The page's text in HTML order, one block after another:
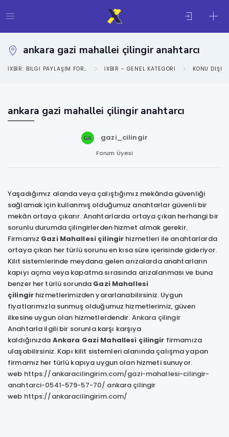
ankara gazi mahallei çilingir anahtarcı
IXBIR: BILGI PAYLAŞIM FORUMU IXBIR - GENEL KATEGORI KONU DIŞI
ankara gazi mahallei çilingir anahtarcı
gazi_cilingir
Forum Üyesi
Yaşadığımız alanda veya çalıştığımız mekânda güvenliği
sağlamak için kullanmış olduğumuz anahtarlar güvenli bir
mekân ortaya çıkarır. Anahtarlarda ortaya çıkan herhangi bir
sorunlu durumda çilingirlerden hizmet almak gerekir.
Firmamız Gazi Mahallesi çilingir hizmetleri ile anahtarlarda
ortaya çıkan her türlü sorunu en kısa süre içerisinde gideriyor.
Kilit sistemlerinde meydana gelen arızalarda anahtarların
kapıyı açma veya kapatma sırasında arızalanması ve buna
benzer her türlü sorunda Gazi Mahallesi
çilingir hizmetlerimizden yararlanabilirsiniz. Uygun
fiyatlarımızla sunmuş olduğumuz hizmetlerimiz, güven
ilkesine uygun olan hizmetlerdendir.Ankara çilingir
Anahtarla ilgili bir sorunla karşı karşıya
kaldığınızda Ankara Gazi Mahallesi çilingir firmamıza
ulaşabilirsiniz. Kapı kilit sistemleri alanında çalışma yapan
firmamız her türlü kapıya uygun olan hizmeti sunuyor.
web https://ankaracilingirim.com/gazi-mahallesi-cilingir-
anahtarci-0541-579-57-70/ ankara çilingir
web https://ankaracilingirim.com/